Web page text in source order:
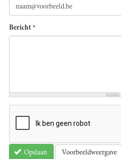
Bericht *
Opslaan Voorbeeldweergave